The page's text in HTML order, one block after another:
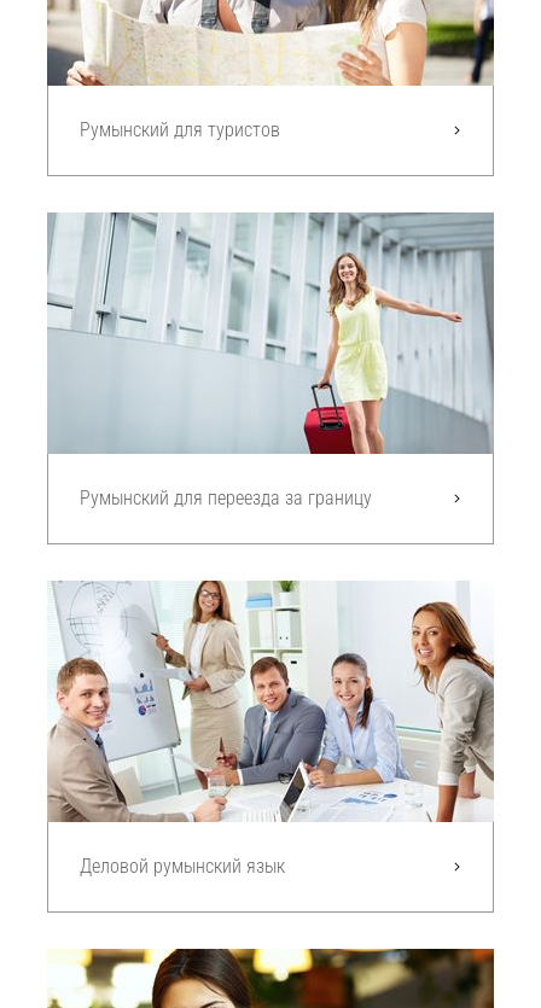
Румынский для туристов
Румынский для переезда за границу
Деловой румынский язык